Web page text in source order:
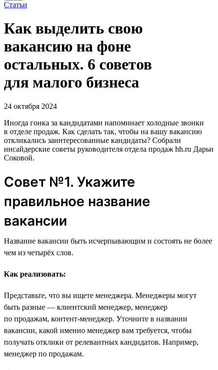
Статьи
Как выделить свою
вакансию на фоне
остальных. 6 советов
для малого бизнеса
24 октября 2024
Иногда гонка за кандидатами напоминает холодные звонки
в отделе продаж. Как сделать так, чтобы на вашу вакансию
откликались заинтересованные кандидаты? Собрали
инсайдерские советы руководителя отдела продаж hh.ru Дарьи
Соковой.
Совет №1. Укажите
правильное название
вакансии
Название вакансии быть исчерпывающим и состоять не более
чем из четырёх слов.
Как реализовать:
Представьте, что вы ищете менеджера. Менеджеры могут
быть разные — клиентский менеджер, менеджер
по продажам, контент-менеджер. Уточните в названии
вакансии, какой именно менеджер вам требуется, чтобы
получать отклики от релевантных кандидатов. Например,
менеджер по продажам.